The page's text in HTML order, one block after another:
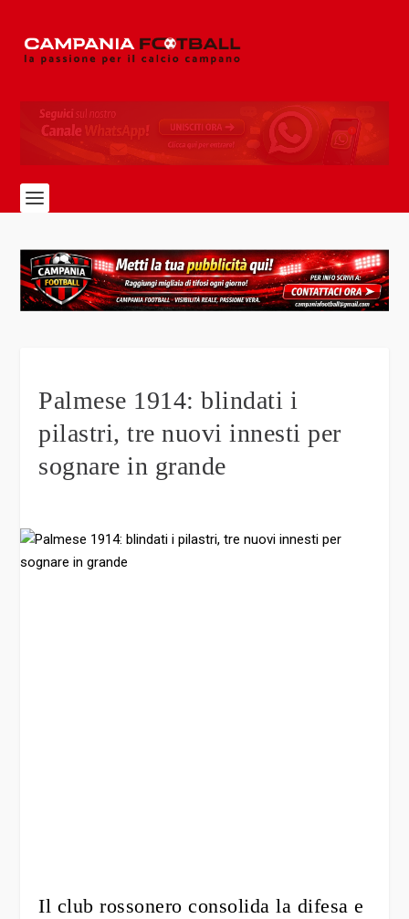
Palmese 1914: blindati i
pilastri, tre nuovi innesti per
sognare in grande
Il club rossonero consolida la difesa e